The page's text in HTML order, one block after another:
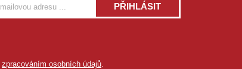
PŘIHLÁSIT
zpracováním osobních údajů.